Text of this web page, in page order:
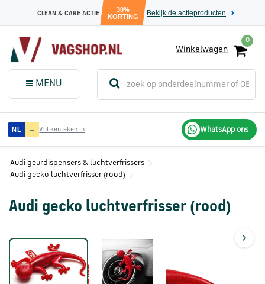
CLEAN & CARE ACTIE
30%
KORTING
Bekijk de actieproducten
0
Winkelwagen
MENU
Menu (Sluit dit
menuvenster)
Audi
onderdelen
Volkswagen
onderdelen
Škoda
NL — Vul kenteken in WhatsApp ons
Audi geurdispensers & luchtverfrissers
Audi gecko luchtverfrisser (rood)
Audi gecko luchtverfrisser (rood)